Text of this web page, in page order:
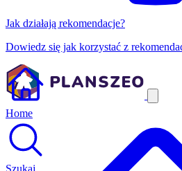
Jak działają rekomendacje?
Dowiedz się jak korzystać z
Home
Szukaj